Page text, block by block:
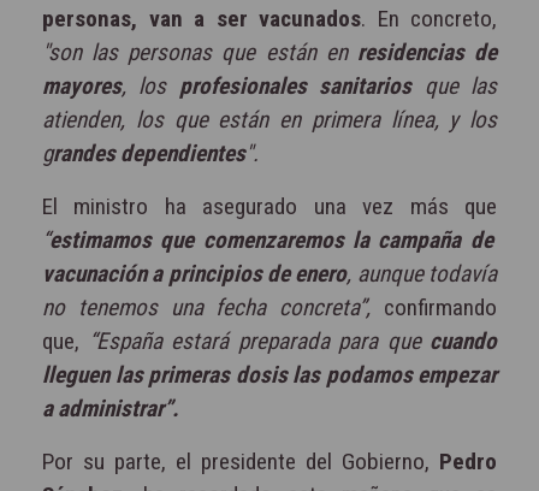
personas, van a ser vacunados. En concreto,
"son las personas que están en residencias de
mayores, los profesionales sanitariosque las
atienden, los que están en primera línea, y los
grandes dependientes".
El ministro ha asegurado una vez más que
“estimamos que comenzaremos la campaña de
vacunación a principios de enero, aunque todavía
no tenemos una fecha concreta”, confirmando
que, “España estará preparada para que cuando
lleguen las primeras dosis las podamos empezar
a administrar”.
Por su parte, el presidente del Gobierno, Pedro